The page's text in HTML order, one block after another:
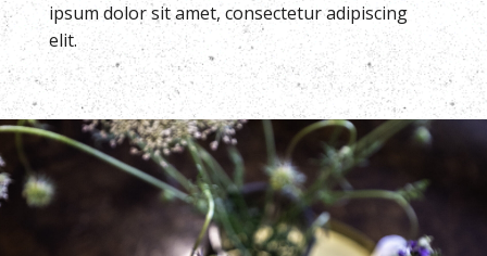
ipsum dolor sit amet, consectetur adipiscing
elit.